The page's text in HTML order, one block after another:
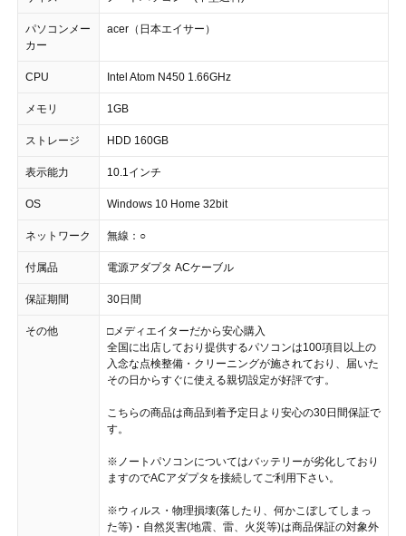
パソコンメー
カー
acer（日本エイサー）
CPU Intel Atom N450 1.66GHz
メモリ 1GB
ストレージ HDD 160GB
表示能力 10.1インチ
OS Windows 10 Home 32bit
ネットワーク 無線：○
付属品 電源アダプタ ACケーブル
保証期間 30日間
その他
□メディエイターだから安心購入
全国に出店しており提供するパソコンは100項目以上の
入念な点検整備・クリーニングが施されており、届いた
その日からすぐに使える親切設定が好評です。
こちらの商品は商品到着予定日より安心の30日間保証で
す。
※ノートパソコンについてはバッテリーが劣化しており
ますのでACアダプタを接続してご利用下さい。
※ウィルス・物理損壊(落したり、何かこぼしてしまっ
た等)・自然災害(地震、雷、火災等)は商品保証の対象外